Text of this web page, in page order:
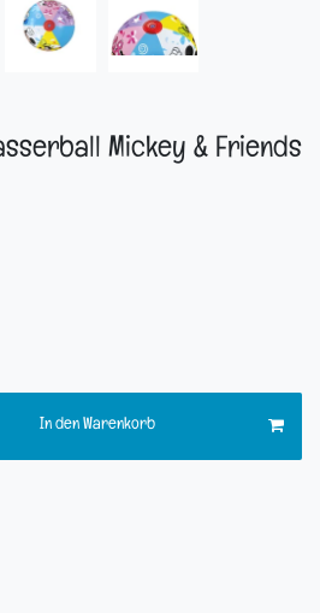
Mickey & Friends
In den Warenkorb